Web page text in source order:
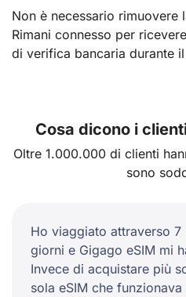
Non è necessario rimuovere
Rimani connesso per
di verifica bancaria durante
Cosa dicono i
Oltre 1.000.000 di clienti
sono
Ho viaggiato attraverso 7
giorni e Gigago eSIM mi
Invece di acquistare più
sola eSIM che